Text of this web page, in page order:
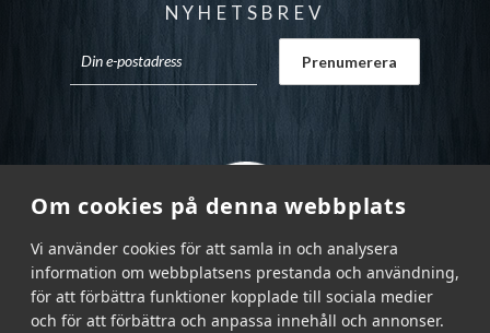
Om cookies på denna webbplats
Vi använder cookies för att samla in och analysera
information om webbplatsens prestanda och användning,
för att förbättra funktioner kopplade till sociala medier
och för att förbättra och anpassa innehåll och annonser.
NYHETSBREV